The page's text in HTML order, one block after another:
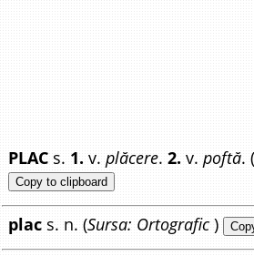
PLAC s. 1. v.plăcere.2. v.poftă.
Copy to clipboard
plac s. n. (Sursa: Ortografic )